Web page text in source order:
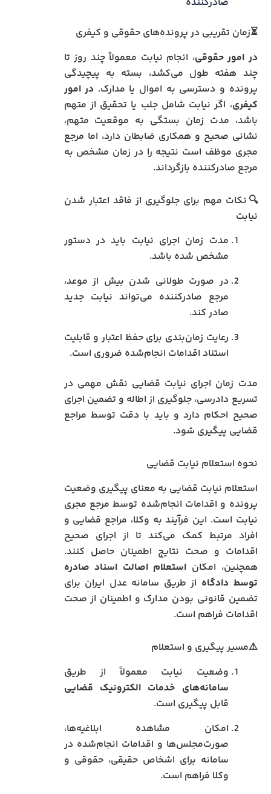
⏳زمان تقریبی در پرونده‌های حقوقی و کیفری
در امور حقوقی، انجام نیابت معمولاً چند روز تا
چند هفته طول می‌کشد، بسته به پیچیدگی
پرونده و دسترسی به اموال یا مدارک. در امور
کیفری، اگر نیابت شامل جلب یا تحقیق از متهم
باشد، مدت زمان بستگی به موقعیت متهم،
نشانی صحیح و همکاری ضابطان دارد، اما مرجع
مجری موظف است نتیجه را در زمان مشخص به
مرجع صادرکننده بازگرداند.
🔍نکات مهم برای جلوگیری از فاقد اعتبار شدن
نیابت
مدت زمان اجرای نیابت باید در دستور
مشخص شده باشد.
در صورت طولانی شدن بیش از موعد،
مرجع صادرکننده می‌تواند نیابت جدید
صادر کند.
رعایت زمان‌بندی برای حفظ اعتبار و قابلیت
استناد اقدامات انجام‌شده ضروری است.
مدت زمان اجرای نیابت قضایی نقش مهمی در
تسریع دادرسی، جلوگیری از اطاله و تضمین اجرای
صحیح احکام دارد و باید با دقت توسط مراجع
قضایی پیگیری شود.
نحوه استعلام نیابت قضایی
استعلام نیابت قضایی به معنای پیگیری وضعیت
پرونده و اقدامات انجام‌شده توسط مرجع مجری
نیابت است. این فرآیند به وکلا، مراجع قضایی و
افراد مرتبط کمک می‌کند تا از اجرای صحیح
اقدامات و صحت نتایج اطمینان حاصل کنند.
همچنین، امکان استعلام اصالت اسناد صادره
توسط دادگاه از طریق سامانه عدل ایران برای
تضمین قانونی بودن مدارک و اطمینان از صحت
اقدامات فراهم است.
⚠️مسیر پیگیری و استعلام
وضعیت نیابت معمولاً از طریق
سامانه‌های خدمات الکترونیک قضایی
قابل پیگیری است.
امکان مشاهده ابلاغیه‌ها،
صورت‌مجلس‌ها و اقدامات انجام‌شده در
سامانه برای اشخاص حقیقی، حقوقی و
وکلا فراهم است.